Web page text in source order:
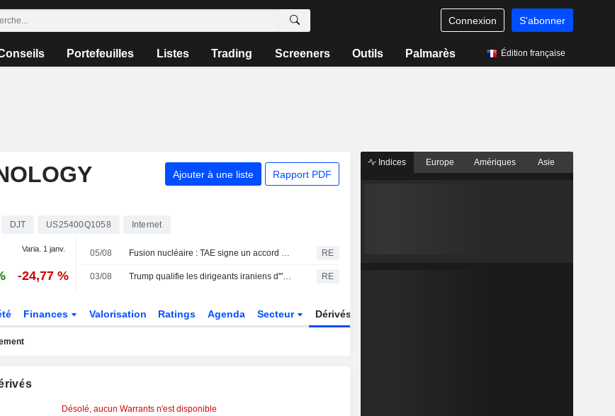
Connexion S'abonner
Portefeuilles Listes Trading Screeners Outils Palmarès Édition française
Ajouter à une liste Rapport PDF
DJT US25400Q1058 Internet
Varia. 1 janv.
-24,77 %
05/08 Fusion nucléaire : TAE signe un accord d'option d'achat pour son futur approvisionnement en hélium-3 RE
03/08 Trump qualifie les dirigeants iraniens d'" incroyablement fourbes » RE
Finances Valorisation Ratings Agenda Secteur Dérivés
Désolé, aucun Warrants n'est disponible
Indices Europe Amériques Asie